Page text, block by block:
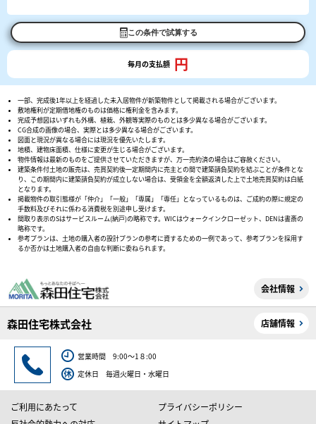
この条件で試算する
毎月の支払額 円
一部、完成後1年以上を経過した未入居物件が新築物件として掲載される場合がございます。
敷地権利が定期借地権のものは価格に権利金を含みます。
完成予想図はいずれも外構、植栽、外観等実際のものとは多少異なる場合がございます。
CG合成の画像の場合、実際とは多少異なる場合がございます。
図面と現況が異なる場合には現況を優先いたします。
地積、建物床面積、仕様に変更が生じる場合がございます。
物件情報は最新のものをご提供させていただきますが、万一売約済の場合はご容赦ください。
建築条件付土地の販売は、売買契約後一定期間内に売主との間で建築請負契約を結ぶことが条件とな
り、この期間内に建築請負契約が成立しない場合は、受領金を全額返済した上で土地売買契約は白紙
となります。
掲載物件の取引態様が「仲介」「一般」「専属」「専任」となっているものは、ご成約の際に規定の
手数料及びそれに係わる消費税を別途申し受けます。
間取り表示のSはサービスルーム(納戸)の略称です。WICはウォークインクローゼット、DENは書斎の
略称です。
参考プランは、土地の購入者の設計プランの参考に資するための一例であって、参考プランを採用す
るか否かは土地購入者の自由な判断に委ねられます。
会社情報
森田住宅株式会社 店舗情報
営業時間 9:00～1８:00
定休日 毎週火曜日・水曜日
ご利用にあたって
プライバシーポリシー